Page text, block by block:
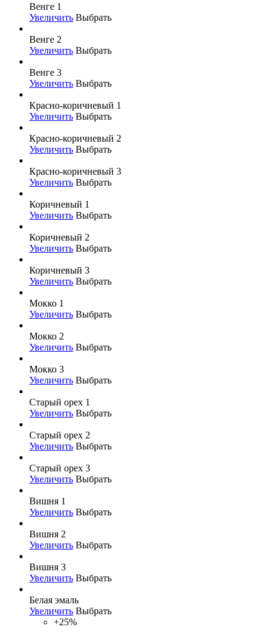
Венге 1
Увеличить Выбрать
Венге 2
Увеличить Выбрать
Венге 3
Увеличить Выбрать
Красно-коричневый 1
Увеличить Выбрать
Красно-коричневый 2
Увеличить Выбрать
Красно-коричневый 3
Увеличить Выбрать
Коричневый 1
Увеличить Выбрать
Коричневый 2
Увеличить Выбрать
Коричневый 3
Увеличить Выбрать
Мокко 1
Увеличить Выбрать
Мокко 2
Увеличить Выбрать
Мокко 3
Увеличить Выбрать
Старый орех 1
Увеличить Выбрать
Старый орех 2
Увеличить Выбрать
Старый орех 3
Увеличить Выбрать
Вишня 1
Увеличить Выбрать
Вишня 2
Увеличить Выбрать
Вишня 3
Увеличить Выбрать
Белая эмаль
Увеличить Выбрать
+25%